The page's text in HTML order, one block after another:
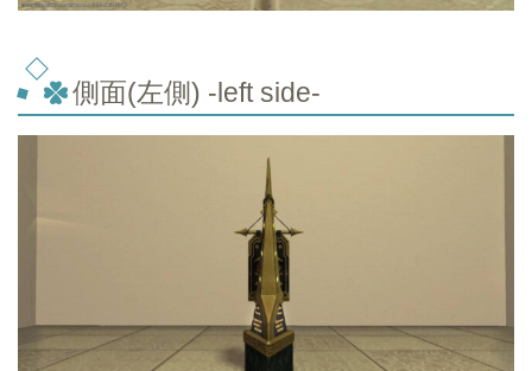
側面(左側) -left side-